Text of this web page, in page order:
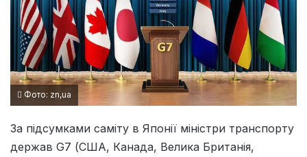
Фото: zn,ua
За підсумками саміту в Японії міністри транспорту
держав G7 (США, Канада, Велика Британія,